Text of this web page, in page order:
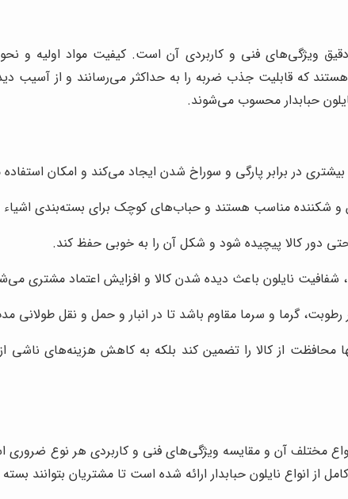
ویژگی‌های فنی و کاربردی آن است. کیفیت مواد اولیه و
که قابلیت جذب ضربه را به حداکثر می‌رسانند و از آسیب
حبابدار محسوب می‌شوند.
در برابر پارگی و سوراخ شدن ایجاد می‌کند و امکان استفاده
و شکننده مناسب هستند و حباب‌های کوچک برای بسته‌بندی اشیاء
دور کالا پیچیده شود و شکل آن را به خوبی حفظ کند.
شفافیت نایلون باعث دیده شدن کالا و افزایش اعتماد مشتری
رطوبت، گرما و سرما مقاوم باشد تا در انبار و حمل و نقل
محافظت از کالا را تضمین کند بلکه به کاهش هزینه‌های
مختلف آن و مقایسه ویژگی‌های فنی و کاربردی هر نوع
انواع نایلون حبابدار ارائه شده است تا مشتریان بتوانند بسته